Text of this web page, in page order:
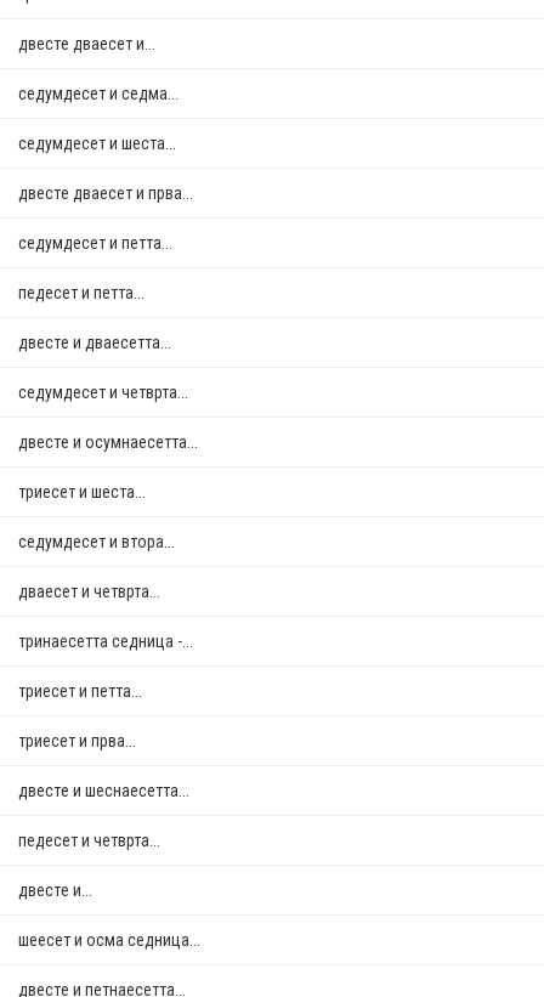
двестe дваесет и...
седумдесет и седма...
седумдесет и шеста...
двестe дваесет и прва...
седумдесет и петта...
педесет и петта...
двестe и дваесетта...
седумдесет и четврта...
двестe и осумнaесетта...
триесет и шеста...
седумдесет и втора...
дваесет и четврта...
тринаесетта седница -...
триесет и петта...
триесет и прва...
двестe и шеснаесетта...
педесет и четврта...
двестe и...
шеесет и осма седница...
двестe и петнаесетта...